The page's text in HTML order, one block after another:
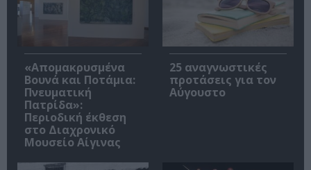
«Απομακρυσμένα
Βουνά και Ποτάμια:
Πνευματική
Πατρίδα»:
Περιοδική έκθεση
στο Διαχρονικό
Μουσείο Αίγινας
25 αναγνωστικές
προτάσεις για τον
Αύγουστο